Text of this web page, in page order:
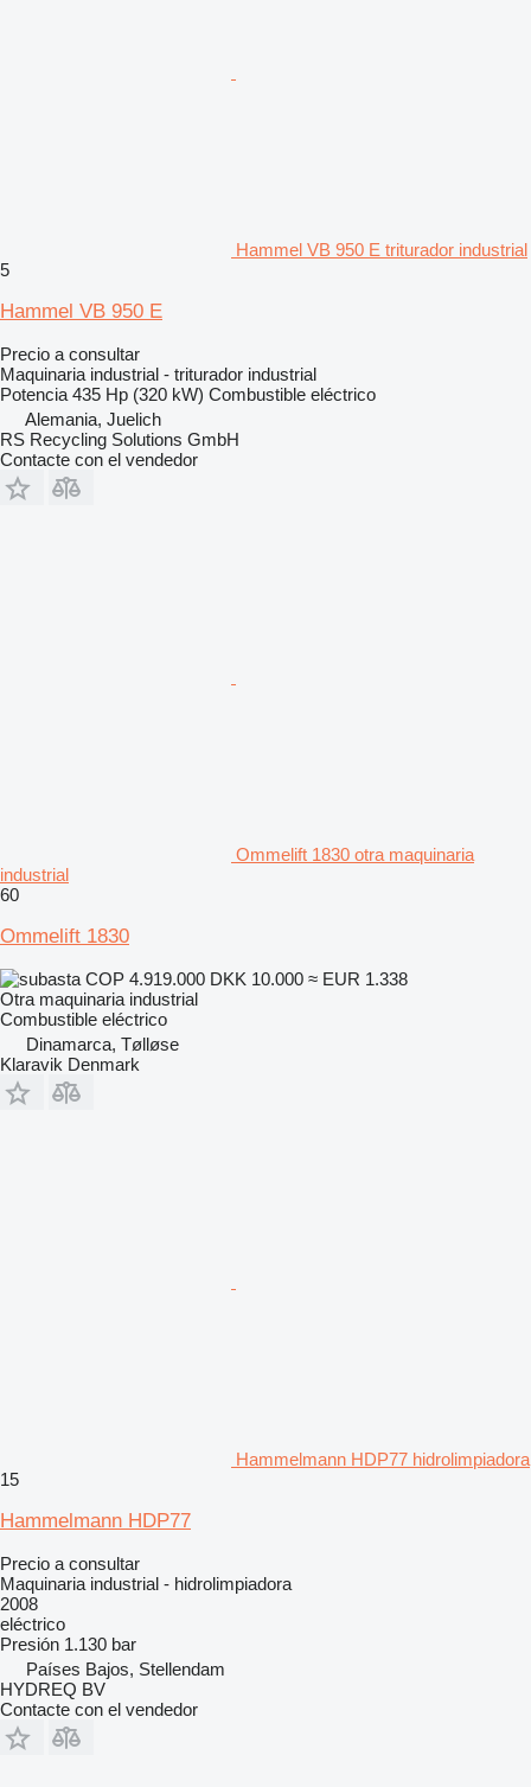
Hammel VB 950 E triturador industrial
5
Hammel VB 950 E
Precio a consultar
Maquinaria industrial - triturador industrial
Potencia 435 Hp (320 kW) Combustible eléctrico
Alemania, Juelich
RS Recycling Solutions GmbH
Contacte con el vendedor
Ommelift 1830 otra maquinaria
industrial
60
Ommelift 1830
COP 4.919.000 DKK 10.000 ≈ EUR 1.338
Otra maquinaria industrial
Combustible eléctrico
Dinamarca, Tølløse
Klaravik Denmark
Hammelmann HDP77 hidrolimpiadora
15
Hammelmann HDP77
Precio a consultar
Maquinaria industrial - hidrolimpiadora
2008
eléctrico
Presión 1.130 bar
Países Bajos, Stellendam
HYDREQ BV
Contacte con el vendedor